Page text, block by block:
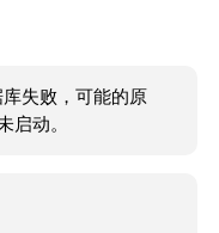
失败，可能的原
启动。